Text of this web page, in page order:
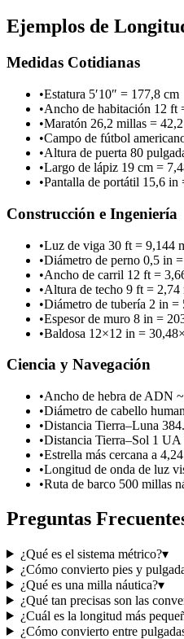
Ejemplos de
Medidas Cotidianas
•Estatura 5′10″ = 177,8 cm
•Ancho de habitación 12 ft
•Maratón 26,2 millas =
•Campo de fútbol
•Altura de puerta 80
•Largo de lápiz 19 cm =
•Pantalla de portátil 15,6 in
Construcción e Ingeniería
•Luz de viga 30 ft = 9,144
•Diámetro de perno 0,5 in
•Ancho de carril 12 ft =
•Altura de techo 9 ft = 2,74
•Diámetro de tubería 2 in =
•Espesor de muro 8 in =
•Baldosa 12×12 in =
Ciencia y Navegación
•Ancho de hebra de ADN
•Diámetro de cabello
•Distancia Tierra–Luna
•Distancia Tierra–Sol 1
•Estrella más cercana a
•Longitud de onda de luz
•Ruta de barco 500 millas
Preguntas
¿Qué es el sistema métrico?▾
¿Cómo convierto pies y
¿Qué es una milla náutica?▾
¿Qué tan precisas son las
¿Cuál es la longitud más
¿Cómo convierto entre